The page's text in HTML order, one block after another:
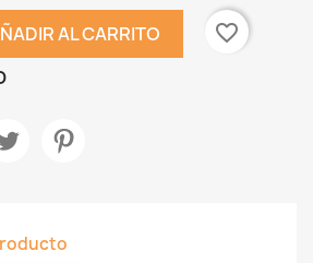
AL CARRITO
favorite_border